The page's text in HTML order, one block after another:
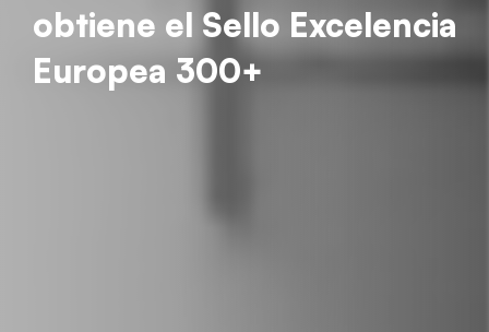
obtiene el Sello Excelencia
Europea 300+